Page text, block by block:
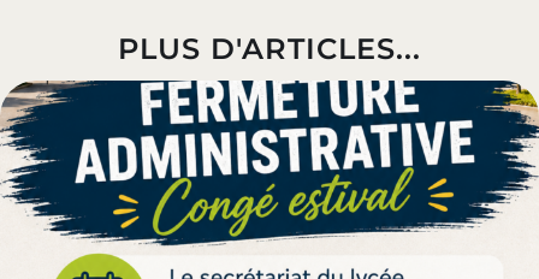
PLUS D'ARTICLES...